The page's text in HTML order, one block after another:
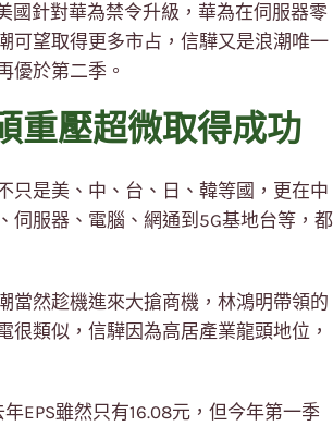
國針對華為禁令升級，華為在伺服器零
可望取得更多市占，信驊又是浪潮唯一
優於第二季。
壓超微取得成功
只是美、中、台、日、韓等國，更在中
伺服器、電腦、網通到5G基地台等，都
當然趁機進來大搶商機，林鴻明帶領的
類似，信驊因為高居產業龍頭地位，
EPS雖然只有16.08元，但今年第一季